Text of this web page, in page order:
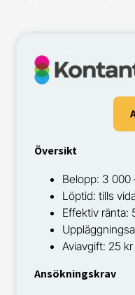
Översikt
Belopp: 3 000
Löptid: tills
Effektiv ränta:
Aviavgift: 25 kr
Ansökningskrav